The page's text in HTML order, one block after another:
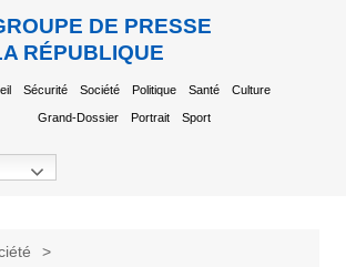
DE PRESSE
RÉPUBLIQUE
Sécurité Société Politique Santé Culture
Grand-Dossier Portrait Sport